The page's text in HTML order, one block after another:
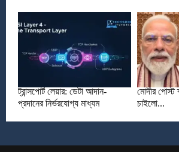
ট্রান্সপোর্ট লেয়ার: ডেটা আদান-
প্রদানের নির্ভরযোগ্য মাধ্যম
মোদীর পোস্ট
চাইলো...